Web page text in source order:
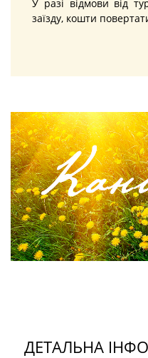
У разі відмови від
заїзду, кошти
ДЕТАЛЬНА